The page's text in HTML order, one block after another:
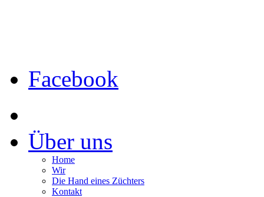
Facebook
Über uns
Home
Wir
Die Hand eines Züchters
Kontakt